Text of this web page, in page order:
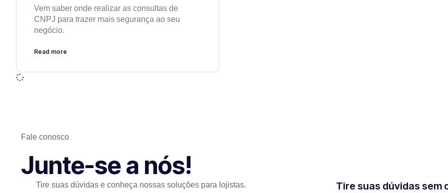
Vem saber onde realizar as consultas de
CNPJ para trazer mais segurança ao seu
negócio.
Read more
Fale conosco
Junte-se a nós!
Tire suas dúvidas e conheça nossas soluções para lojistas. Tire suas dúvidas sem